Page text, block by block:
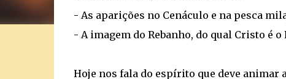
- As aparições no Cenáculo e na pesca
- A imagem do Rebanho, do qual Cristo é o
Hoje nos fala do espírito que deve animar